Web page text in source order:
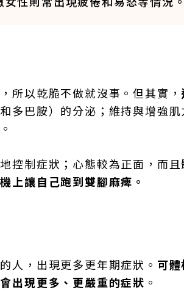
所以乾脆不做就沒事。但其實，
多巴胺）的分泌；維持與增強肌
控制症狀；心態較為正面，而且
上讓自己跑到雙腳麻痺。
人，出現更多更年期症狀。 可
出現更多、更嚴重的症狀 。